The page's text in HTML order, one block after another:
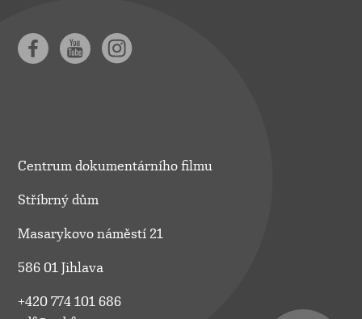
Centrum dokumentárního filmu
Stříbrný dům
Masarykovo náměstí 21
586 01 Jihlava
+420 774 101 686